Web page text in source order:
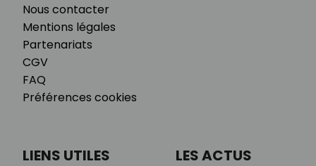
Nous contacter
Mentions légales
Partenariats
CGV
FAQ
Préférences cookies
LIENS UTILES LES ACTUS